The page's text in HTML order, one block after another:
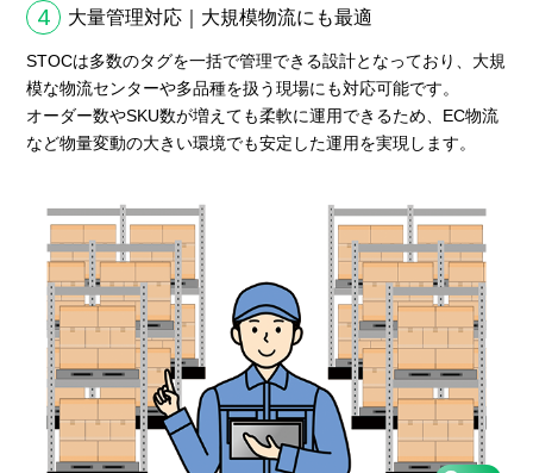
4 大量管理対応｜大規模物流にも最適
STOCは多数のタグを一括で管理できる設計となっており、大規
模な物流センターや多品種を扱う現場にも対応可能です。
オーダー数やSKU数が増えても柔軟に運用できるため、EC物流
など物量変動の大きい環境でも安定した運用を実現します。